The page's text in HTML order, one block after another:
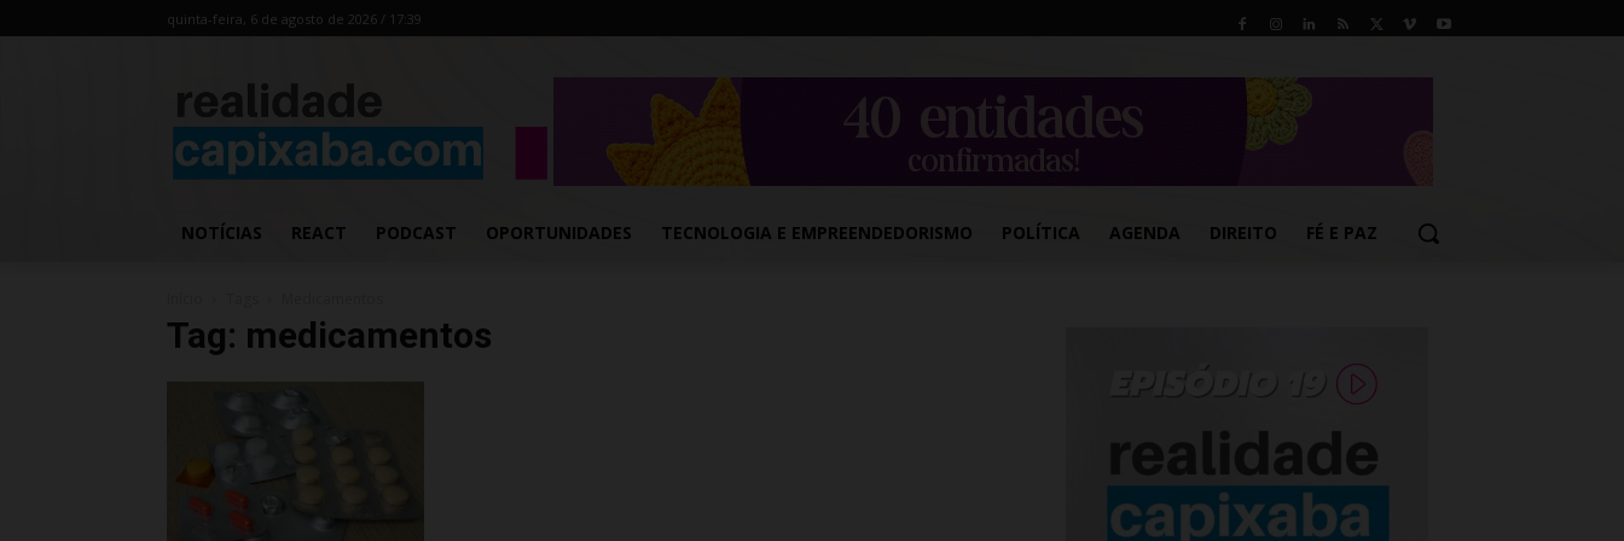
quinta-feira, 6 de agosto de 2026 / 17:39
NOTÍCIAS REACT PODCAST OPORTUNIDADES TECNOLOGIA E EMPREENDEDORISMO POLÍTICA AGENDA DIREITO FÉ E PAZ
Tag: medicamentos